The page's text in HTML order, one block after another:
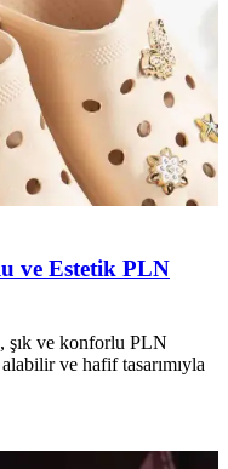
ve Estetik PLN
şık ve konforlu PLN
ve hafif tasarımıyla